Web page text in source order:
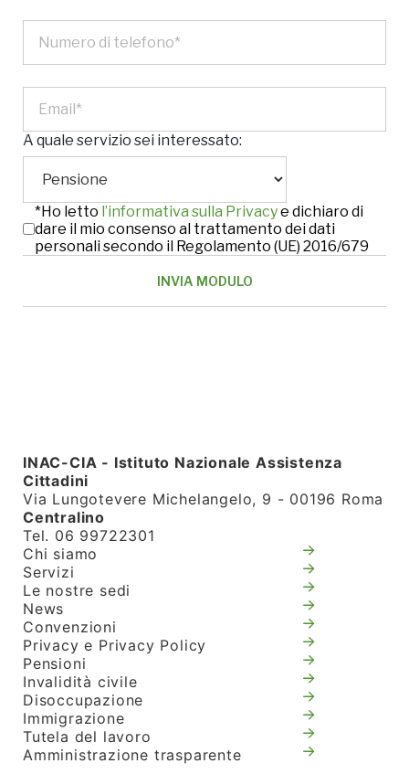
A quale servizio sei interessato:
*Ho letto l’informativa sulla Privacye dichiaro di
dare il mio consenso al trattamento dei dati
personali secondo il Regolamento (UE) 2016/679
INAC-CIA - Istituto Nazionale Assistenza
Cittadini
Via Lungotevere Michelangelo, 9 - 00196 Roma
Centralino
Tel. 06 99722301
Chi siamo
Servizi
Le nostre sedi
News
Convenzioni
Privacy e Privacy Policy
Pensioni
Invalidità civile
Disoccupazione
Immigrazione
Tutela del lavoro
Amministrazione trasparente